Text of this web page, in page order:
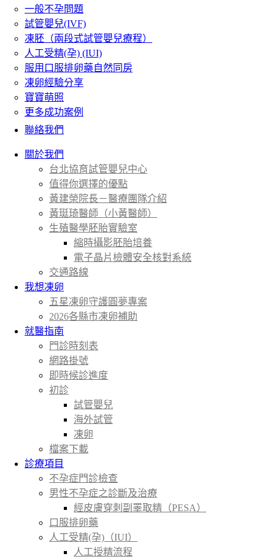
一般不孕問題
試管嬰兒(IVF)
凍胚（兩段式試管嬰兒療程）
人工受精(孕) (IUI)
服用口服排卵藥自然同房
凍卵經驗分享
寶寶萌照
更多成功案例
聯絡我們
關於我們
台北協育試管嬰兒中心
值得你選擇的優點
黃建榮院長－醫療團隊介紹
黃珽琦醫師（小黃醫師）
生殖醫學胚胎實驗室
縮時攝影胚胎培養
電子晶片檢體安全核對系統
交通路線
我想凍卵
五星凍卵守護圓夢專案
2026各縣市凍卵補助
就醫指南
門診時刻表
網路掛號
即時候診進度
初診
試管嬰兒
海外試管
凍卵
檔案下載
診療項目
不孕症門診檢查
男性不孕症之診斷及治療
經皮膚穿刺副睪取精（PESA）
口服排卵藥
人工受精(孕)（IUI）
人工授精流程